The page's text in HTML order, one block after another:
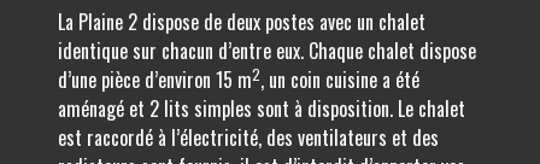
La Plaine 2 dispose de deux postes avec un chalet
identique sur chacun d’entre eux. Chaque chalet dispose
d’une pièce d’environ 15 m2, un coin cuisine a été
aménagé et 2 lits simples sont à disposition. Le chalet
est raccordé à l’électricité, des ventilateurs et des